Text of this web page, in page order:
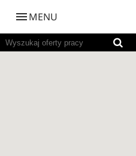
Poniższa mapa z